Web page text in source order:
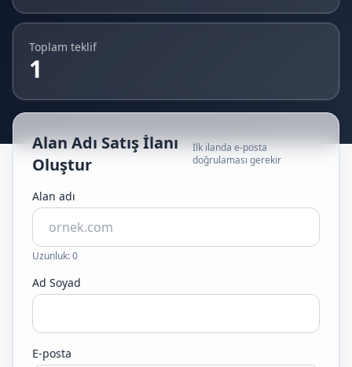
Toplam teklif
1
Alan Adı Satış İlanı
Oluştur
İlk ilanda e-posta
doğrulaması gerekir
Alan adı
Uzunluk: 0
Ad Soyad
E-posta